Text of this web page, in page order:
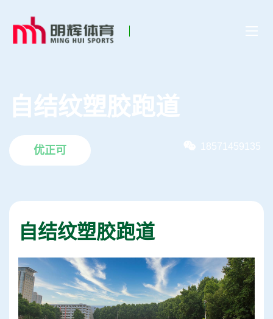
自结纹塑胶跑道
优正可 18571459135
自结纹塑胶跑道